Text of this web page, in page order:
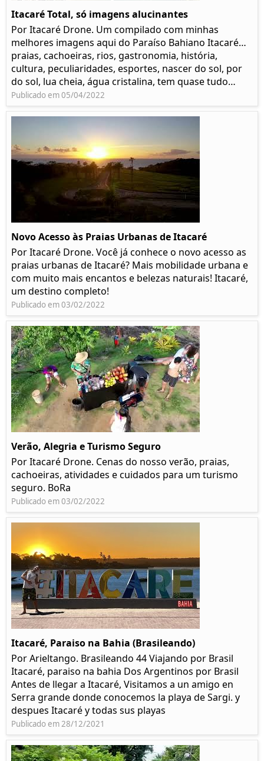
Itacaré Total, só imagens alucinantes
Por Itacaré Drone. Um compilado com minhas
melhores imagens aqui do Paraíso Bahiano Itacaré…
praias, cachoeiras, rios, gastronomia, história,
cultura, peculiaridades, esportes, nascer do sol, por
do sol, lua cheia, água cristalina, tem quase tudo…
Publicado em 05/04/2022
Novo Acesso às Praias Urbanas de Itacaré
Por Itacaré Drone. Você já conhece o novo acesso as
praias urbanas de Itacaré? Mais mobilidade urbana e
com muito mais encantos e belezas naturais! Itacaré,
um destino completo!
Publicado em 03/02/2022
Verão, Alegria e Turismo Seguro
Por Itacaré Drone. Cenas do nosso verão, praias,
cachoeiras, atividades e cuidados para um turismo
seguro. BoRa
Publicado em 03/02/2022
Itacaré, Paraiso na Bahia (Brasileando)
Por Arieltango. Brasileando 44 Viajando por Brasil
Itacaré, paraiso na bahia Dos Argentinos por Brasil
Antes de llegar a Itacaré, Visitamos a un amigo en
Serra grande donde conocemos la playa de Sargi. y
despues Itacaré y todas sus playas
Publicado em 28/12/2021